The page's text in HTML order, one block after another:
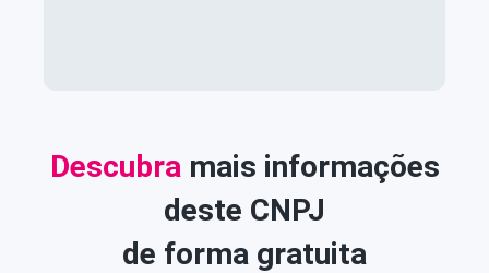
Descubra mais informações
deste CNPJ
de forma gratuita